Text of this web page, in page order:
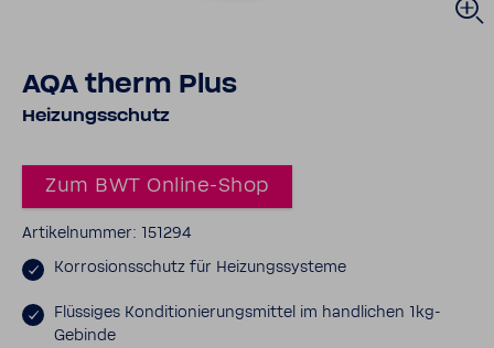
AQA therm Plus
Heizungs­schutz
Zum BWT Online-​​Shop
Arti­kel­nummer: 151294
Korro­si­ons­schutz für Heizungs­sys­teme
Flüs­siges Kondi­tio­nie­rungs­mittel im hand­li­chen 1kg-​
Gebinde